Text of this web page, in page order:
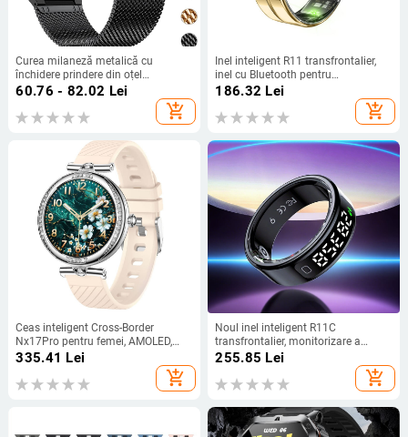
Curea milaneză metalică cu
închidere prindere din oțel
inoxidabil pentru Jiaming Garmin
60.76 - 82.02 Lei
add_shopping_cart
Inel inteligent R11 transfrontalier,
inel cu Bluetooth pentru
monitorizarea ritmului cardiac,
oxigen din sânge, somn, exerciții,
contor de pași, foto, impermeabil
186.32 Lei
add_shopping_cart
Ceas inteligent Cross-Border
Nx17Pro pentru femei, AMOLED,
Bluetooth, apeluri, pedometru sport,
memento de divertisment multi-
sport
335.41 Lei
add_shopping_cart
Noul inel inteligent R11C
transfrontalier, monitorizare a
ritmului cardiac, oxigenului din
sânge, sănătatea somnului, cu
pedometru pe ecran
255.85 Lei
add_shopping_cart